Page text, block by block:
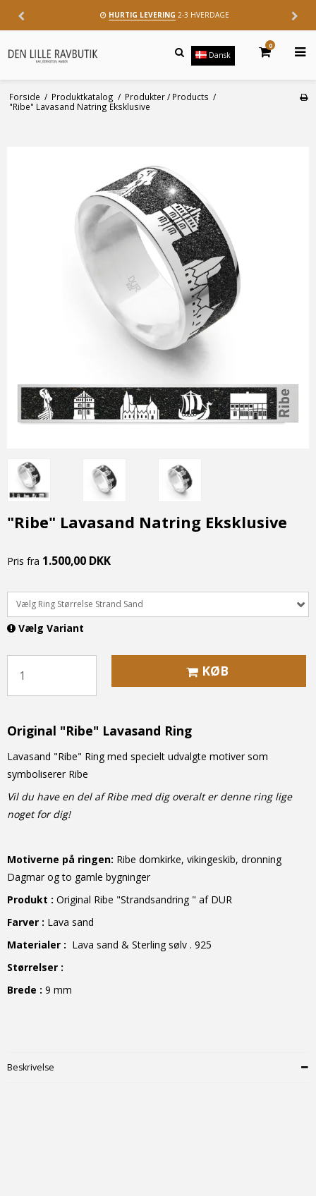
HURTIG LEVERING 2-3 HVERDAGE
Dansk
0
Forside / Produktkatalog / Produkter / Products /
"Ribe" Lavasand Natring Eksklusive
"Ribe" Lavasand Natring Eksklusive
Pris fra 1.500,00 DKK
Vælg Ring Størrelse Strand Sand
Vælg Variant
KØB
Original "Ribe" Lavasand Ring
Lavasand "Ribe" Ring med specielt udvalgte motiver som
symboliserer Ribe
Vil du have en del af Ribe med dig overalt er denne ring lige
noget for dig!
Motiverne på ringen: Ribe domkirke, vikingeskib, dronning
Dagmar og to gamle bygninger
Produkt : Original Ribe "Strandsandring " af DUR
Farver : Lava sand
Materialer : Lava sand & Sterling sølv . 925
Størrelser :
Brede : 9 mm
Beskrivelse